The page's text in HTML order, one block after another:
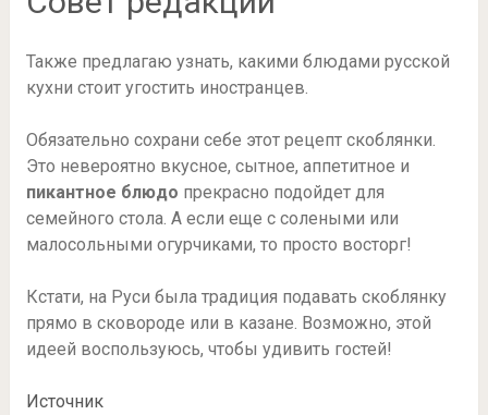
Также предлагаю узнать, какими блюдами русской
кухни стоит угостить иностранцев.
Обязательно сохрани себе этот рецепт скоблянки.
Это невероятно вкусное, сытное, аппетитное и
пикантное блюдо прекрасно подойдет для
семейного стола. А если еще с солеными или
малосольными огурчиками, то просто восторг!
Кстати, на Руси была традиция подавать скоблянку
прямо в сковороде или в казане. Возможно, этой
идеей воспользуюсь, чтобы удивить гостей!
Источник